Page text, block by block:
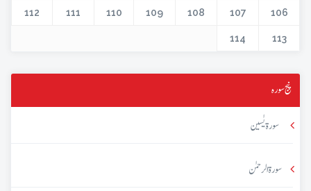
106
107
108
109
110
111
112
113
114
پنج سورہ
سورۃ یٰسین
سورۃ الرحمٰن